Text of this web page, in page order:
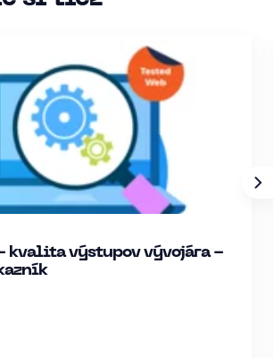
kvalita výstupov vývojára -